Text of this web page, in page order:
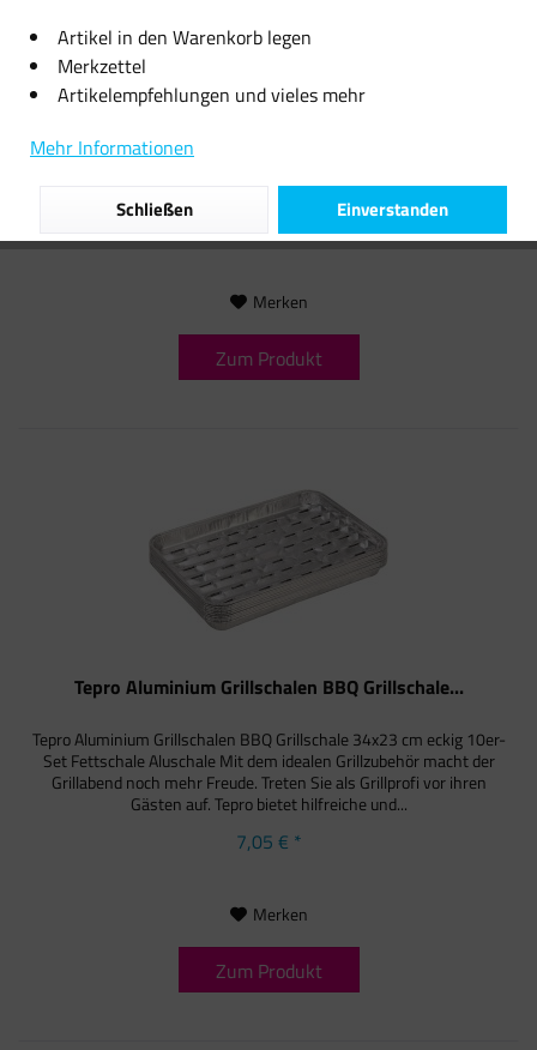
Favorit Holzkohle 2,5kg Briketts Grillbriketts...
BBQ Hochwertiges Produkt von Qualitätshersteller. 2,5 kg
man losgrillen kann. Briketts brauchen ca....
8,06 € *
Merken
Zum Produkt
Tepro Aluminium Grillschalen BBQ Grillschale...
Tepro Aluminium Grillschalen BBQ Grillschale 34x23 cm eckig 10er-
Set Fettschale Aluschale Mit dem idealen Grillzubehör macht der
Grillabend noch mehr Freude. Treten Sie als Grillprofi vor ihren
Gästen auf. Tepro bietet hilfreiche und...
7,05 € *
Merken
Zum Produkt
Artikel in den Warenkorb legen
Merkzettel
Artikelempfehlungen und vieles mehr
Mehr Informationen
Einverstanden
Schließen